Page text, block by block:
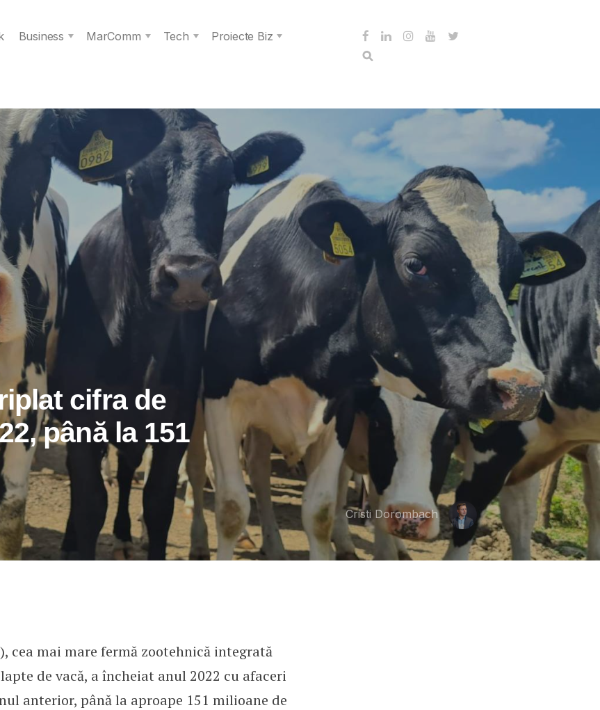
Business MarComm Tech
Proiecte Biz
cifra de
până la 151
Cristi Dorombach
de afaceri netă în 2022, până la 151 milioane lei
cea mai mare fermă zootehnică integrată
de vacă, a încheiat anul 2022 cu afaceri
anterior, până la aproape 151 milioane de